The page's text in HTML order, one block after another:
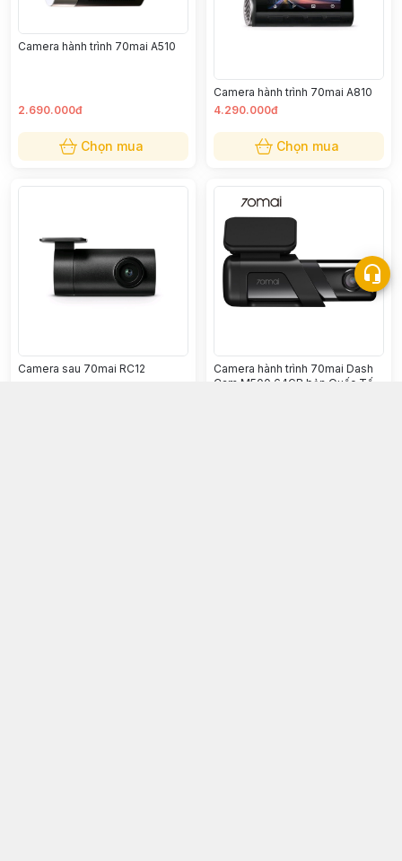
Camera hành trình 70mai A510
2.690.000đ
Chọn mua
Camera hành trình 70mai A810
4.290.000đ
Chọn mua
Camera sau 70mai RC12
Camera hành trình 70mai Dash
Cam M500 64GB bản Quốc Tế